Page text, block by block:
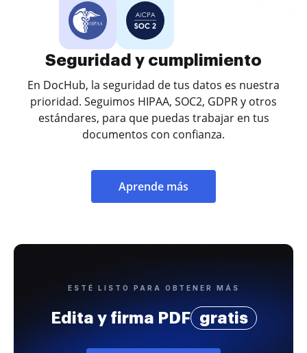
Seguridad y cumplimiento
En DocHub, la seguridad de tus datos es nuestra
prioridad. Seguimos HIPAA, SOC2, GDPR y otros
estándares, para que puedas trabajar en tus
documentos con confianza.
Aprende más
ESTÉ LISTO PARA OBTENER MÁS
Edita y firma PDF gratis